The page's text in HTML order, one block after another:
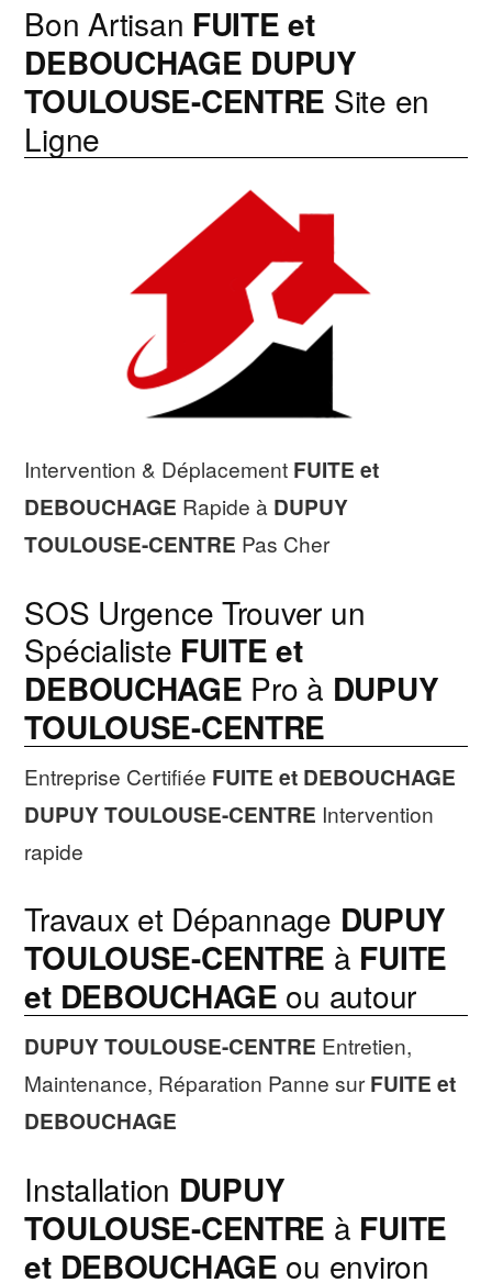
Bon Artisan FUITE et
DEBOUCHAGE DUPUY
TOULOUSE-CENTRE Site en
Ligne
Intervention & Déplacement FUITE et
DEBOUCHAGE Rapide à DUPUY
TOULOUSE-CENTRE Pas Cher
SOS Urgence Trouver un
Spécialiste FUITE et
DEBOUCHAGE Pro à DUPUY
TOULOUSE-CENTRE
Entreprise Certifiée FUITE et DEBOUCHAGE
DUPUY TOULOUSE-CENTRE Intervention
rapide
Travaux et Dépannage DUPUY
TOULOUSE-CENTRE à FUITE
et DEBOUCHAGE ou autour
DUPUY TOULOUSE-CENTRE Entretien,
Maintenance, Réparation Panne surFUITE et
DEBOUCHAGE
Installation DUPUY
TOULOUSE-CENTRE à FUITE
et DEBOUCHAGE ou environ